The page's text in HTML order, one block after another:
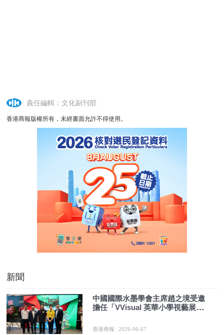
責任編輯：文化副刊部
香港商報版權所有，未經書面允許不得使用。
新聞
中國國際水墨學會主席趙之境受邀
擔任「VVisual 英華小學視藝展
弘揚中華傳統文化
香港商報 2026-06-07